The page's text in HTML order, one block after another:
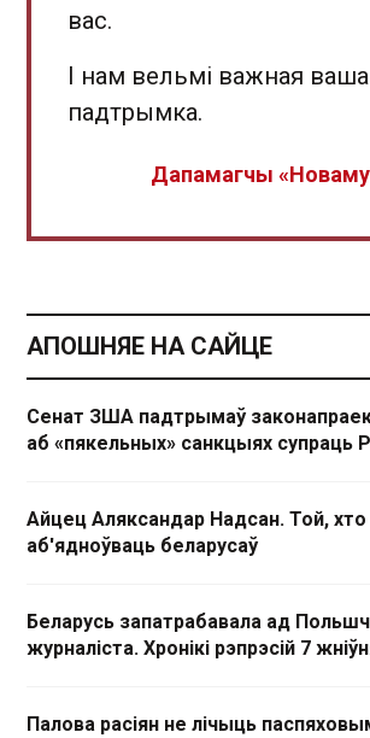
вас.
І нам вельмі важная ваша
падтрымка.
Дапамагчы «Новаму
АПОШНЯЕ НА САЙЦЕ
Сенат ЗША падтрымаў
аб «пякельных» санкцыях супраць
Айцец Аляксандар Надсан. Той, хто
аб'ядноўваць беларусаў
Беларусь запатрабавала ад
журналіста. Хронікі рэпрэсій 7
Палова расіян не лічыць